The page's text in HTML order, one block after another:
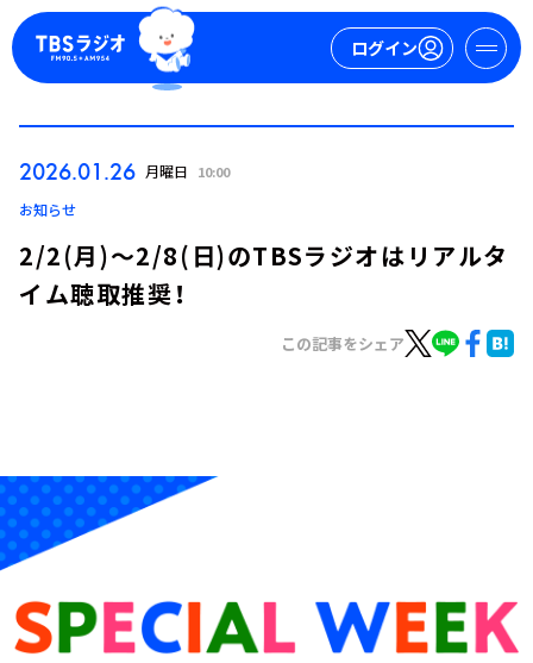
ログイン
トピックス
TBS Podcast
お知らせ
YouTube
会社情報
2026.01.26 月曜日 10:00
お知らせ
2/2(月)～2/8(日)のTBSラジオはリアルタ
イム聴取推奨！
この記事をシェア